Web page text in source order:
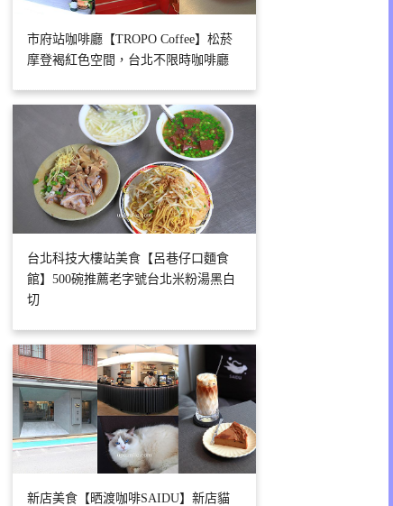
市府站咖啡廳【TROPO Coffee】松菸
摩登褐紅色空間，台北不限時咖啡廳
台北科技大樓站美食【呂巷仔口麵食
館】500碗推薦老字號台北米粉湯黑白
切
新店美食【晒渡咖啡SAIDU】新店貓